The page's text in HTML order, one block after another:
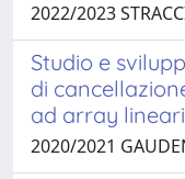
2022/2023
Studio e
di
ad array
2020/2021